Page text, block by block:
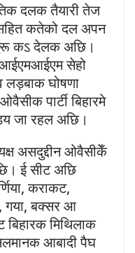
दलक तैयारी तेज
कतेको दल अपन
कऽ देलक अछि।
सेहो
लड़बाक घोषणा
पार्टी बिहारमे
जा रहल अछि।
असदुद्दीन ओवैसीकेँ
ई सीट अछि
कराकट,
गया, बक्सर आ
मिथिलाक
आबादी पैघ